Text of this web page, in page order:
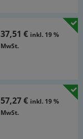
37,51 € inkl. 19 %
MwSt.
57,27 € inkl. 19 %
MwSt.